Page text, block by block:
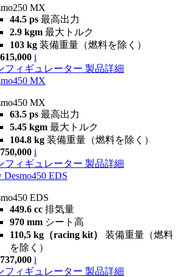
MX
44.5 ps 最高出力
2.9 kgm 最大トルク
103 kg 装備重量（燃料を除く）
i
フィギュレーター 製品詳細
MX
MX
63.5 ps 最高出力
5.45 kgm 最大トルク
104.8 kg 装備重量（燃料を除く）
i
フィギュレーター 製品詳細
Desmo450 EDS
EDS
449.6 cc 排気量
970 mm シート高
110,5 kg（racing kit） 装備重量（燃料
を除く）
i
フィギュレーター 製品詳細